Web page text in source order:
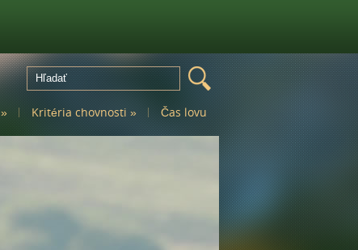
» Kritéria chovnosti » Čas lovu